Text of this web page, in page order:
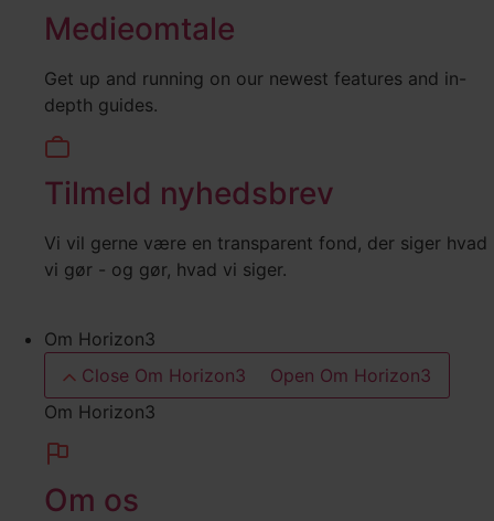
Medieomtale
Get up and running on our newest features and in-
depth guides.
Tilmeld nyhedsbrev
Vi vil gerne være en transparent fond, der siger hvad
vi gør - og gør, hvad vi siger.
Om Horizon3
Close Om Horizon3
Open Om Horizon3
Om Horizon3
Om os